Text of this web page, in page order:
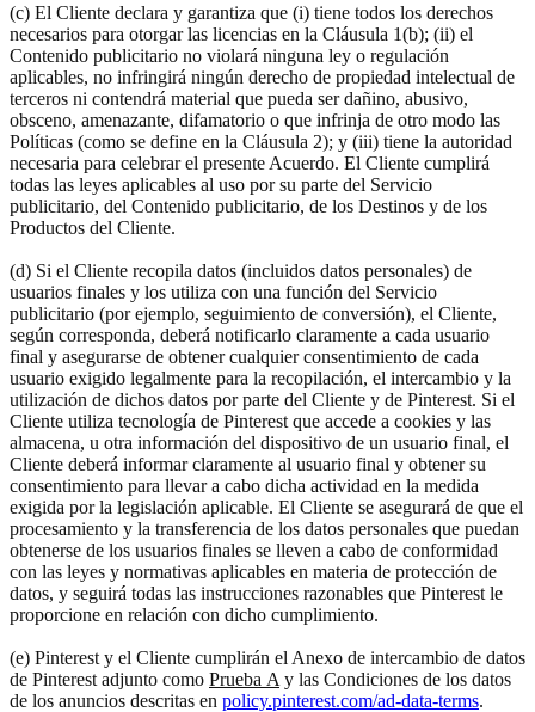
(c) El Cliente declara y garantiza que (i) tiene todos los derechos
necesarios para otorgar las licencias en la Cláusula 1(b); (ii) el
Contenido publicitario no violará ninguna ley o regulación
aplicables, no infringirá ningún derecho de propiedad intelectual de
terceros ni contendrá material que pueda ser dañino, abusivo,
obsceno, amenazante, difamatorio o que infrinja de otro modo las
Políticas (como se define en la Cláusula 2); y (iii) tiene la autoridad
necesaria para celebrar el presente Acuerdo. El Cliente cumplirá
todas las leyes aplicables al uso por su parte del Servicio
publicitario, del Contenido publicitario, de los Destinos y de los
Productos del Cliente.
(d) Si el Cliente recopila datos (incluidos datos personales) de
usuarios finales y los utiliza con una función del Servicio
publicitario (por ejemplo, seguimiento de conversión), el Cliente,
según corresponda, deberá notificarlo claramente a cada usuario
final y asegurarse de obtener cualquier consentimiento de cada
usuario exigido legalmente para la recopilación, el intercambio y la
utilización de dichos datos por parte del Cliente y de Pinterest. Si el
Cliente utiliza tecnología de Pinterest que accede a cookies y las
almacena, u otra información del dispositivo de un usuario final, el
Cliente deberá informar claramente al usuario final y obtener su
consentimiento para llevar a cabo dicha actividad en la medida
exigida por la legislación aplicable. El Cliente se asegurará de que el
procesamiento y la transferencia de los datos personales que puedan
obtenerse de los usuarios finales se lleven a cabo de conformidad
con las leyes y normativas aplicables en materia de protección de
datos, y seguirá todas las instrucciones razonables que Pinterest le
proporcione en relación con dicho cumplimiento.
(e) Pinterest y el Cliente cumplirán el Anexo de intercambio de datos
de Pinterest adjunto como Prueba A y las Condiciones de los datos
de los anuncios descritas en policy.pinterest.com/ad-data-terms.